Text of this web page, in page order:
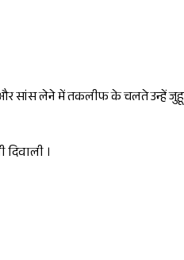
सांस लेने में तकलीफ के चलते उन्हें जुहू
दिवाली ।